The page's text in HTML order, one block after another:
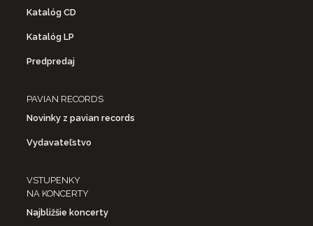
Katalóg CD
Katalóg LP
Predpredaj
PAVIAN RECORDS
Novinky z pavian records
Vydavateľstvo
VSTUPENKY
NA KONCERTY
Najbližšie koncerty